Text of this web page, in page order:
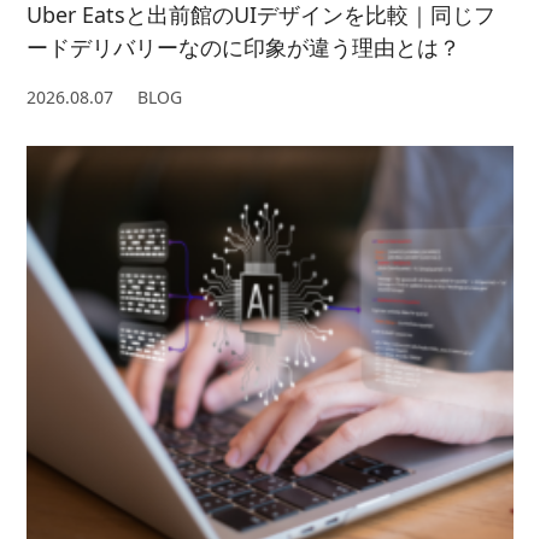
Uber Eatsと出前館のUIデザインを比較｜同じフ
ードデリバリーなのに印象が違う理由とは？
2026.08.07 BLOG